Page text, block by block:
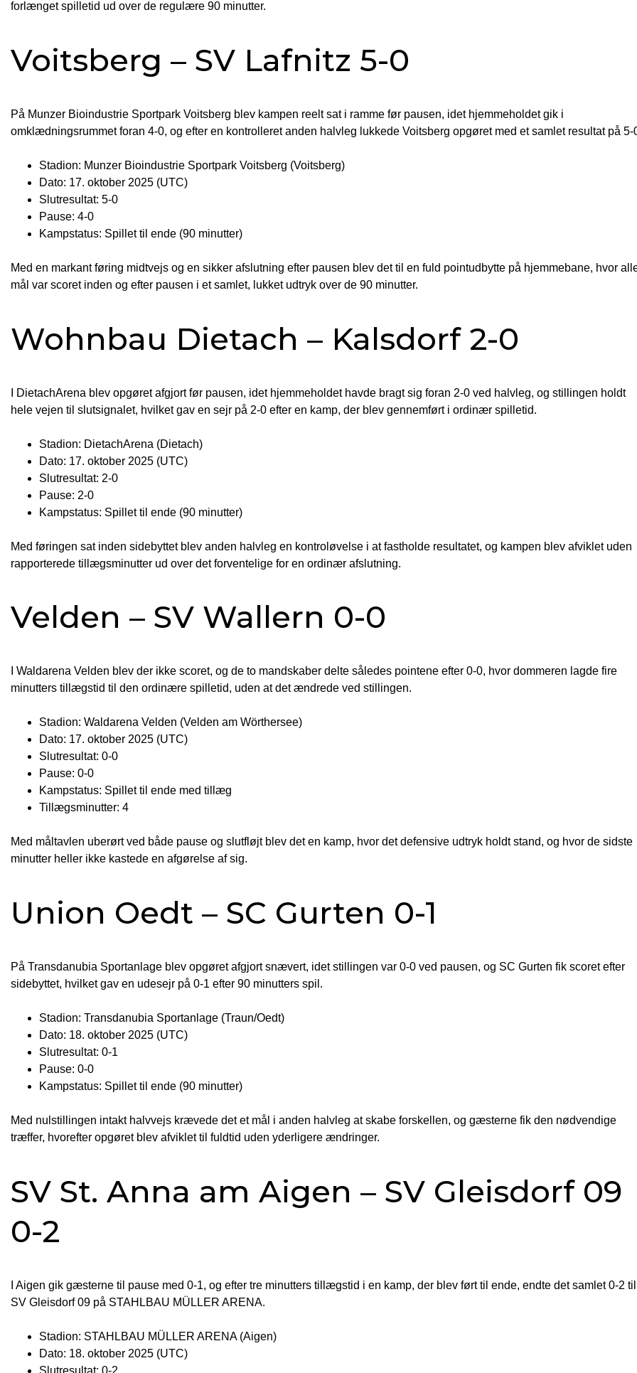
forlænget spilletid ud over de regulære 90 minutter.
Voitsberg – SV Lafnitz 5-0
På Munzer Bioindustrie Sportpark Voitsberg blev kampen reelt sat i ramme før pausen, idet hjemmeholdet gik i
omklædningsrummet foran 4-0, og efter en kontrolleret anden halvleg lukkede Voitsberg opgøret med et samlet resultat på 5-
Stadion: Munzer Bioindustrie Sportpark Voitsberg (Voitsberg)
Dato: 17. oktober 2025 (UTC)
Slutresultat: 5-0
Pause: 4-0
Kampstatus: Spillet til ende (90 minutter)
Med en markant føring midtvejs og en sikker afslutning efter pausen blev det til en fuld pointudbytte på hjemmebane, hvor
mål var scoret inden og efter pausen i et samlet, lukket udtryk over de 90 minutter.
Wohnbau Dietach – Kalsdorf 2-0
I DietachArena blev opgøret afgjort før pausen, idet hjemmeholdet havde bragt sig foran 2-0 ved halvleg, og stillingen holdt
hele vejen til slutsignalet, hvilket gav en sejr på 2-0 efter en kamp, der blev gennemført i ordinær spilletid.
Stadion: DietachArena (Dietach)
Dato: 17. oktober 2025 (UTC)
Slutresultat: 2-0
Pause: 2-0
Kampstatus: Spillet til ende (90 minutter)
Med føringen sat inden sidebyttet blev anden halvleg en kontroløvelse i at fastholde resultatet, og kampen blev afviklet uden
rapporterede tillægsminutter ud over det forventelige for en ordinær afslutning.
Velden – SV Wallern 0-0
I Waldarena Velden blev der ikke scoret, og de to mandskaber delte således pointene efter 0-0, hvor dommeren lagde fire
minutters tillægstid til den ordinære spilletid, uden at det ændrede ved stillingen.
Stadion: Waldarena Velden (Velden am Wörthersee)
Dato: 17. oktober 2025 (UTC)
Slutresultat: 0-0
Pause: 0-0
Kampstatus: Spillet til ende med tillæg
Tillægsminutter: 4
Med måltavlen uberørt ved både pause og slutfløjt blev det en kamp, hvor det defensive udtryk holdt stand, og hvor de sidste
minutter heller ikke kastede en afgørelse af sig.
Union Oedt – SC Gurten 0-1
På Transdanubia Sportanlage blev opgøret afgjort snævert, idet stillingen var 0-0 ved pausen, og SC Gurten fik scoret efter
sidebyttet, hvilket gav en udesejr på 0-1 efter 90 minutters spil.
Stadion: Transdanubia Sportanlage (Traun/Oedt)
Dato: 18. oktober 2025 (UTC)
Slutresultat: 0-1
Pause: 0-0
Kampstatus: Spillet til ende (90 minutter)
Med nulstillingen intakt halvvejs krævede det et mål i anden halvleg at skabe forskellen, og gæsterne fik den nødvendige
træffer, hvorefter opgøret blev afviklet til fuldtid uden yderligere ændringer.
SV St. Anna am Aigen – SV Gleisdorf 09
0-2
I Aigen gik gæsterne til pause med 0-1, og efter tre minutters tillægstid i en kamp, der blev ført til ende, endte det samlet 0-2 til
SV Gleisdorf 09 på STAHLBAU MÜLLER ARENA.
Stadion: STAHLBAU MÜLLER ARENA (Aigen)
Dato: 18. oktober 2025 (UTC)
Slutresultat: 0-2